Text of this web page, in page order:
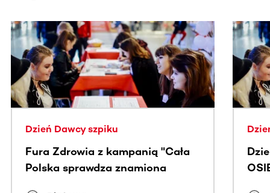
Ta sekcja zawiera treści przewijane w poziomie. Użyj
Dzień Dawcy szpiku
Fura Zdrowia z kampanią "Cała
Polska sprawdza znamiona